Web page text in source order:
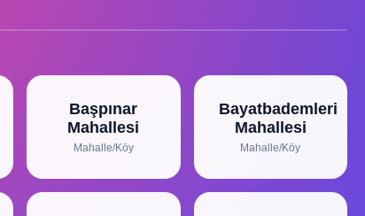
Başpınar
Mahallesi
Mahalle/Köy
Bayatbademleri
Mahallesi
Mahalle/Köy